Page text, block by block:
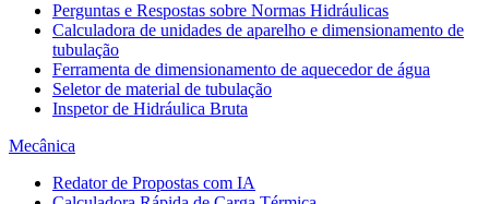
Perguntas e Respostas sobre Normas Hidráulicas
Calculadora de unidades de aparelho e dimensionamento de
tubulação
Ferramenta de dimensionamento de aquecedor de água
Seletor de material de tubulação
Inspetor de Hidráulica Bruta
Mecânica
Redator de Propostas com IA